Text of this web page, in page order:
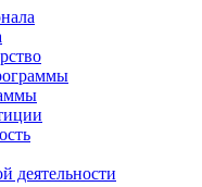
деятельности